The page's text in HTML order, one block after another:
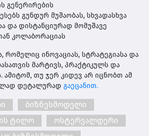
გენერირების
გუნდურ მუშაობას, სხვადასხვა
და დისტანციურად მომუშავე
კოლაბორაციას
რომელიც ინოვაციას, სტრატეგიასა და
მარტივს, პრაქტიკულს და
თუ ჯერ კიდევ არ იცნობთ ამ
დეტალურად გაეცანით.
ბიზნესმოდელი
ტილო
ოსტერვალდერი